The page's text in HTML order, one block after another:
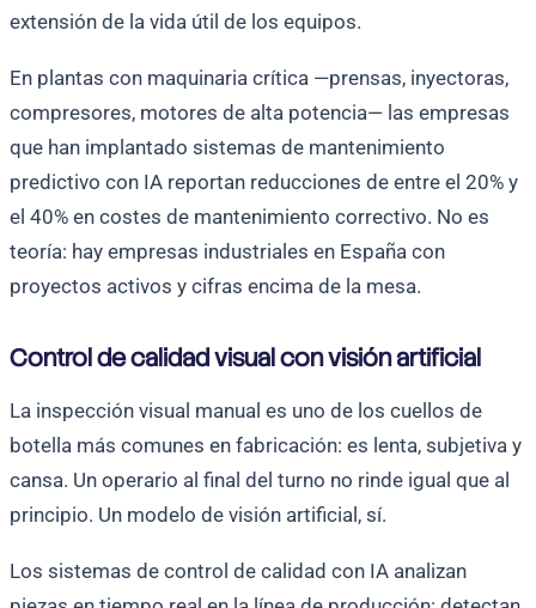
extensión de la vida útil de los equipos.
En plantas con maquinaria crítica —prensas, inyectoras,
compresores, motores de alta potencia— las empresas
que han implantado sistemas de mantenimiento
predictivo con IA reportan reducciones de entre el 20% y
el 40% en costes de mantenimiento correctivo. No es
teoría: hay empresas industriales en España con
proyectos activos y cifras encima de la mesa.
Control de calidad visual con visión artificial
La inspección visual manual es uno de los cuellos de
botella más comunes en fabricación: es lenta, subjetiva y
cansa. Un operario al final del turno no rinde igual que al
principio. Un modelo de visión artificial, sí.
Los sistemas de control de calidad con IA analizan